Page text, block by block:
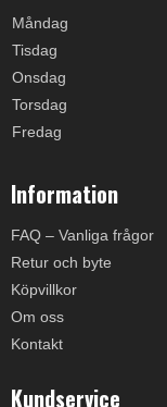
Måndag
Tisdag
Onsdag
Torsdag
Fredag
Information
FAQ – Vanliga frågor
Retur och byte
Köpvillkor
Om oss
Kontakt
Kundservice